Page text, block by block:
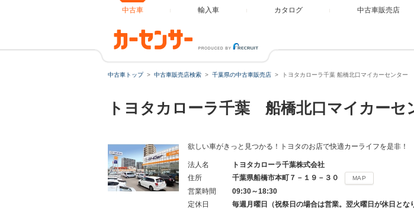
中古車 輸入車 カタログ 中古車販売店
中古車トップ 中古車販売店検索 千葉県の中古車販売店 トヨタカローラ千葉 船橋北口マイカーセンター
トヨタカローラ千葉 船橋北口マイカーセ
欲しい車がきっと見つかる！トヨタのお店で快適カーライフを是非！
法人名
トヨタカローラ千葉株式会社
住所
千葉県船橋市本町７－１９－３０ MAP
営業時間
09:30～18:30
定休日
毎週月曜日（祝祭日の場合は営業。翌火曜日が休日とな